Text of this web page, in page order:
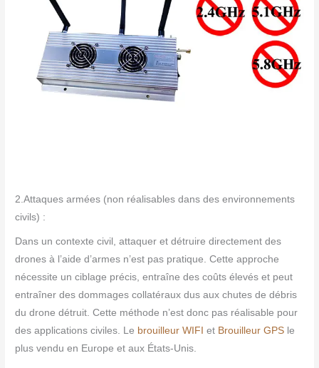
2.Attaques armées (non réalisables dans des environnements
civils) :
Dans un contexte civil, attaquer et détruire directement des
drones à l’aide d’armes n’est pas pratique. Cette approche
nécessite un ciblage précis, entraîne des coûts élevés et peut
entraîner des dommages collatéraux dus aux chutes de débris
du drone détruit. Cette méthode n’est donc pas réalisable pour
des applications civiles. Le brouilleur WIFI et Brouilleur GPS le
plus vendu en Europe et aux États-Unis.